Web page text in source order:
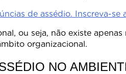
de assédio. Inscreva-
ou seja, não existe
organizacional.
NO